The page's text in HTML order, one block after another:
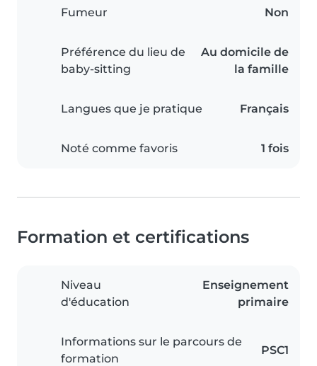
Fumeur Non
Préférence du lieu de
baby-sitting
Au domicile de
la famille
Langues que je pratique Français
Noté comme favoris 1 fois
Formation et certifications
Niveau
d'éducation
Enseignement
primaire
Informations sur le parcours de
formation
PSC1